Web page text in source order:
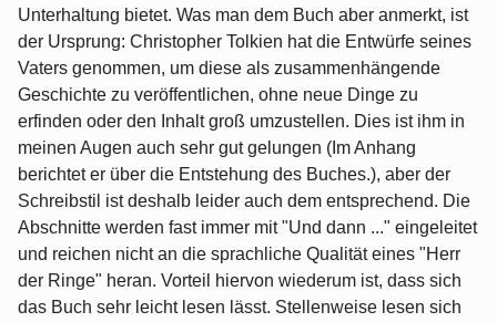
Unterhaltung bietet. Was man dem Buch aber anmerkt, ist
der Ursprung: Christopher Tolkien hat die Entwürfe seines
Vaters genommen, um diese als zusammenhängende
Geschichte zu veröffentlichen, ohne neue Dinge zu
erfinden oder den Inhalt groß umzustellen. Dies ist ihm in
meinen Augen auch sehr gut gelungen (Im Anhang
berichtet er über die Entstehung des Buches.), aber der
Schreibstil ist deshalb leider auch dem entsprechend. Die
Abschnitte werden fast immer mit "Und dann ..." eingeleitet
und reichen nicht an die sprachliche Qualität eines "Herr
der Ringe" heran. Vorteil hiervon wiederum ist, dass sich
das Buch sehr leicht lesen lässt. Stellenweise lesen sich